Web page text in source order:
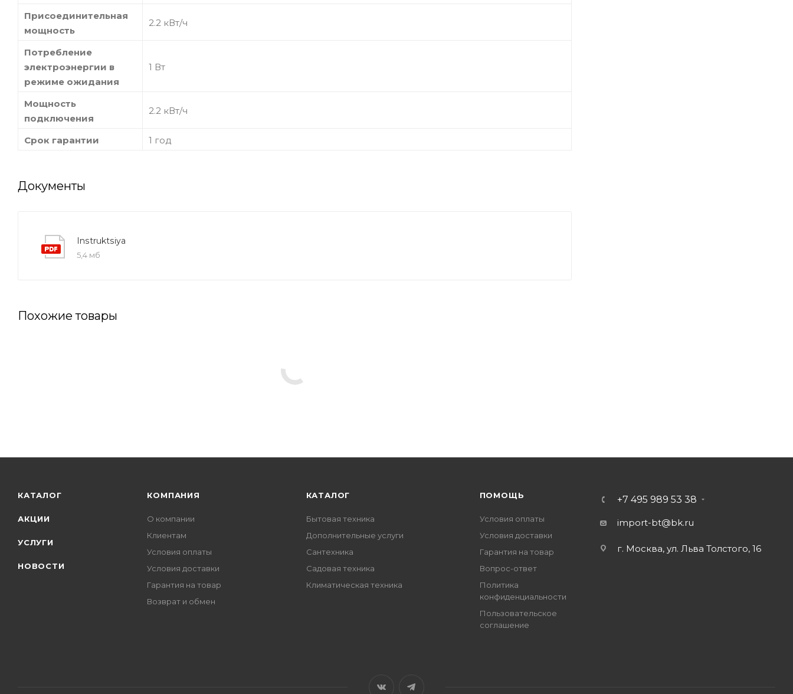
Присоединительная
мощность
2.2 кВт/ч
Потребление
электроэнергии в
режиме ожидания
1 Вт
Мощность
подключения
2.2 кВт/ч
Срок гарантии 1 год
Документы
Instruktsiya
5,4 мб
Похожие товары
КАТАЛОГ
АКЦИИ
УСЛУГИ
НОВОСТИ
КОМПАНИЯ
О компании
Клиентам
Условия оплаты
Условия доставки
Гарантия на товар
Возврат и обмен
КАТАЛОГ
Бытовая техника
Дополнительные услуги
Сантехника
Садовая техника
Климатическая техника
ПОМОЩЬ
Условия оплаты
Условия доставки
Гарантия на товар
Вопрос-ответ
Политика
конфиденциальности
Пользовательское
соглашение
+7 495 989 53 38
import-bt@bk.ru
г. Москва, ул. Льва Толстого, 16